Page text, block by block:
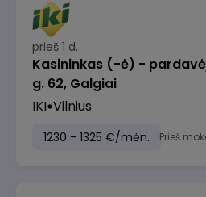
prieš 1 d.
Kasininkas (-ė) -
g. 62, Galgiai
IKI Vilnius
1230 - 1325 €/mėn. Prieš